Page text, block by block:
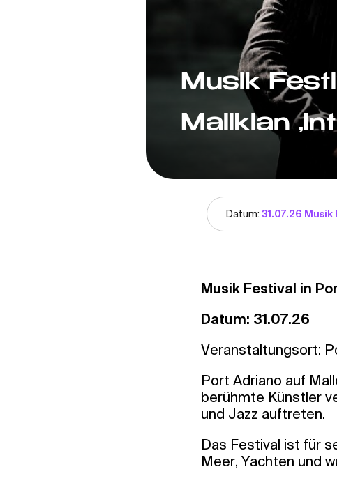
Musik
Malikian
Datum: 31.07.26 Musik
Musik Festival in
Datum: 31.07.26
Veranstaltungsort:
Port Adriano auf
berühmte Künstler
und Jazz auftreten.
Das Festival ist für
Meer, Yachten und